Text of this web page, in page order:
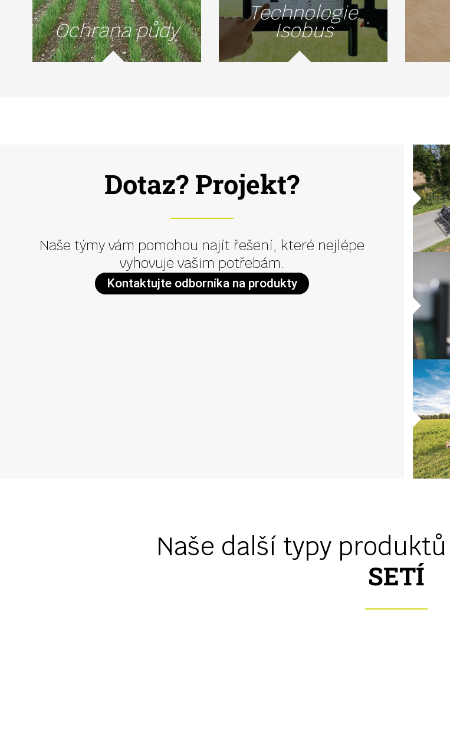
Ochrana půdy
Technologie
Isobus
Dotaz? Projekt?
Naše týmy vám pomohou najít řešení, které nejlépe
vyhovuje vašim potřebám.
Kontaktujte odborníka na produkty
Naše další typy
SETÍ